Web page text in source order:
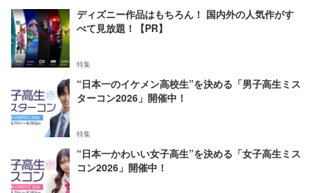
ディズニー作品はもちろん！ 国内外の人気作がす
べて見放題！【PR】
特集
“日本一のイケメン高校生”を決める「男子高生ミス
ターコン2026」開催中！
特集
“日本一かわいい女子高生”を決める「女子高生ミス
コン2026」開催中！